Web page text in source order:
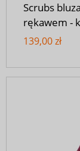
Scrubs
rękawem -
139,00 zł